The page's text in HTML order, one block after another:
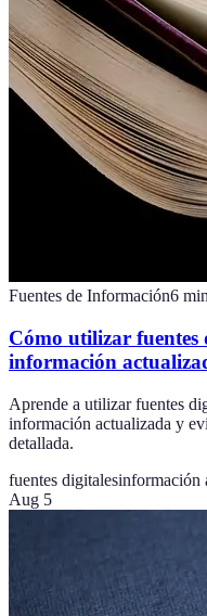
Fuentes de Información6 min
Cómo utilizar fuentes
información
Aprende a utilizar fuentes
información actualizada y
detallada.
fuentes digitalesinformación
Aug 5